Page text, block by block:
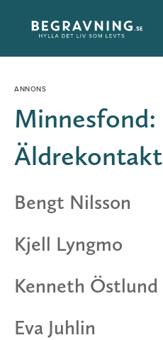
innehåll
Minnesfond:
Äldrekontakt
Bengt Nilsson
Kjell Lyngmo
Kenneth Östlund
Eva Juhlin